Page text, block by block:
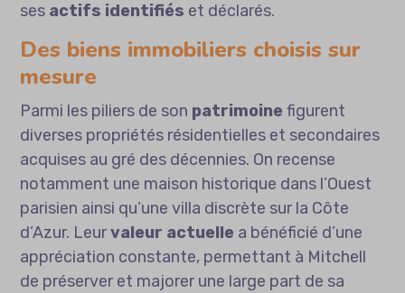
ses actifs identifiés et déclarés.
Des biens immobiliers choisis sur
mesure
Parmi les piliers de son patrimoine figurent
diverses propriétés résidentielles et secondaires
acquises au gré des décennies. On recense
notamment une maison historique dans l’Ouest
parisien ainsi qu’une villa discrète sur la Côte
d’Azur. Leurvaleur actuelle a bénéficié d’une
appréciation constante, permettant à Mitchell
de préserver et majorer une large part de sa